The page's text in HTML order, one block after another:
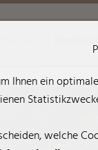
+ 2]
Ihnen ein
welche